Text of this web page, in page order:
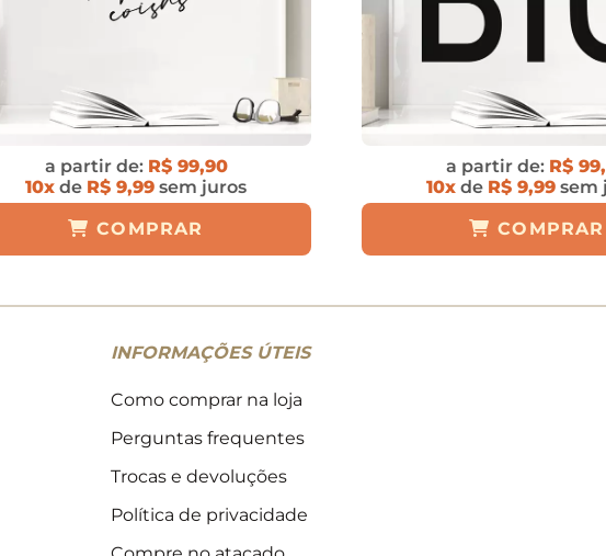
a partir de: R$ 99,90
10x de R$ 9,99 sem juros
COMPRAR
a partir de: R$
10x de R$ 9,99 sem
COMPRAR
INFORMAÇÕES ÚTEIS
Como comprar na loja
Perguntas frequentes
Trocas e devoluções
Política de privacidade